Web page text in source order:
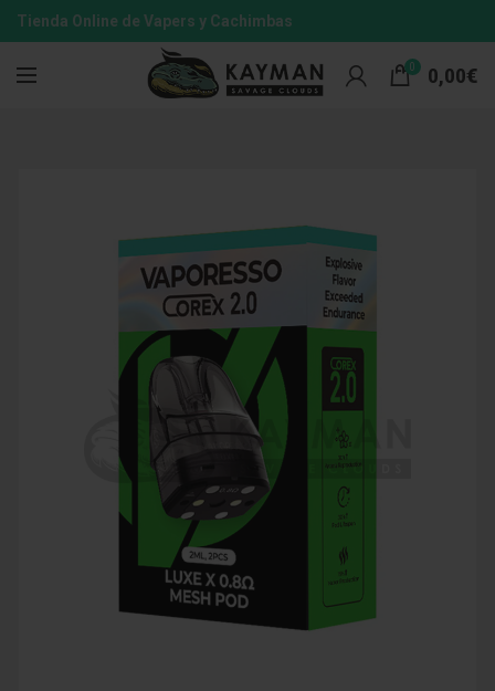
Tienda Online de Vapers y Cachimbas
0 0,00€